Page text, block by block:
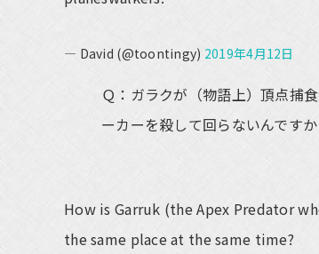
— David (@toontingy) 2019年4月12日
Ｑ：ガラクが（物語上）頂点捕
ーカーを殺して回らないんですか
How is Garruk (the Apex Predator
the same place at the same time?